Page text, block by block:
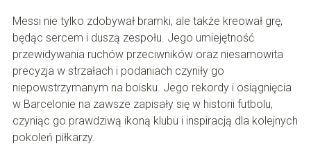
Messi nie tylko zdobywał bramki, ale także kreował grę,
będąc sercem i duszą zespołu. Jego umiejętność
przewidywania ruchów przeciwników oraz niesamowita
precyzja w strzałach i podaniach czyniły go
niepowstrzymanym na boisku. Jego rekordy i osiągnięcia
w Barcelonie na zawsze zapisały się w historii futbolu,
czyniąc go prawdziwą ikoną klubu i inspiracją dla kolejnych
pokoleń piłkarzy.